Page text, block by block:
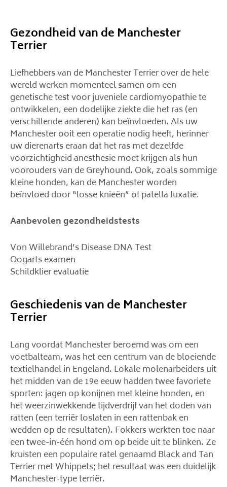
Gezondheid van de Manchester
Terrier
Liefhebbers van de Manchester Terrier over de hele
wereld werken momenteel samen om een ​​
genetische test voor juveniele cardiomyopathie te
ontwikkelen, een dodelijke ziekte die het ras (en
verschillende anderen) kan beïnvloeden. Als uw
Manchester ooit een operatie nodig heeft, herinner
uw dierenarts eraan dat het ras met dezelfde
voorzichtigheid anesthesie moet krijgen als hun
voorouders van de Greyhound. Ook, zoals sommige
kleine honden, kan de Manchester worden
beïnvloed door “losse knieën” of patella luxatie.
Aanbevolen gezondheidstests
Von Willebrand’s Disease DNA Test
Oogarts examen
Schildklier evaluatie
Geschiedenis van de Manchester
Terrier
Lang voordat Manchester beroemd was om een ​​
voetbalteam, was het een centrum van de bloeiende
textielhandel in Engeland. Lokale molenarbeiders uit
het midden van de 19e eeuw hadden twee favoriete
sporten: jagen op konijnen met kleine honden, en
het weerzinwekkende tijdverdrijf van het doden van
ratten (een terriër loslaten in een rattenbak en
wedden op de resultaten). Fokkers werkten toe naar
een twee-in-één hond om op beide uit te blinken. Ze
kruisten een populaire ratel genaamd Black and Tan
Terrier met Whippets; het resultaat was een duidelijk
Manchester-type terriër.